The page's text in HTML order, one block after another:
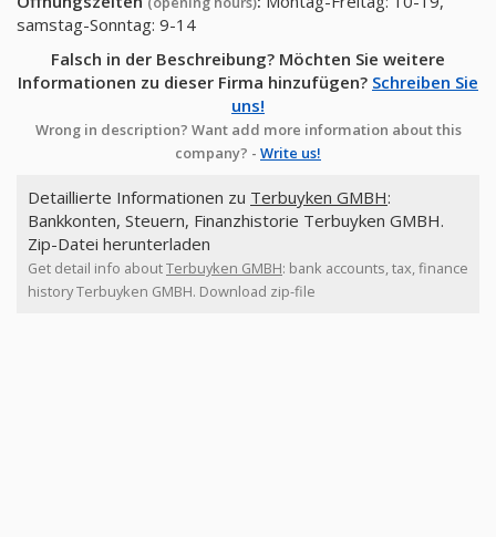
samstag-Sonntag: 9-14
Falsch in der Beschreibung? Möchten Sie weitere
Informationen zu dieser Firma hinzufügen? Schreiben Sie
uns!
Wrong in description? Want add more information about this
company? - Write us!
Detaillierte Informationen zu Terbuyken GMBH:
Bankkonten, Steuern, Finanzhistorie Terbuyken GMBH.
Zip-Datei herunterladen
Get detail info aboutTerbuyken GMBH: bank accounts, tax, finance
history Terbuyken GMBH. Download zip-file